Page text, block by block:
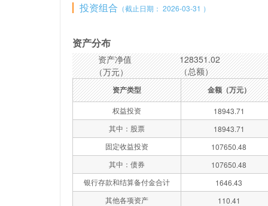
投资组合 （截止日期： 2026-03-31 ）
资产分布
资产净值
（万元）
128351.02
（总额）
资产类型 金额（万元）
权益投资
18943.71
其中：股票
18943.71
固定收益投资
107650.48
其中：债券
107650.48
银行存款和结算备付金合计
1646.43
其他各项资产
110.41